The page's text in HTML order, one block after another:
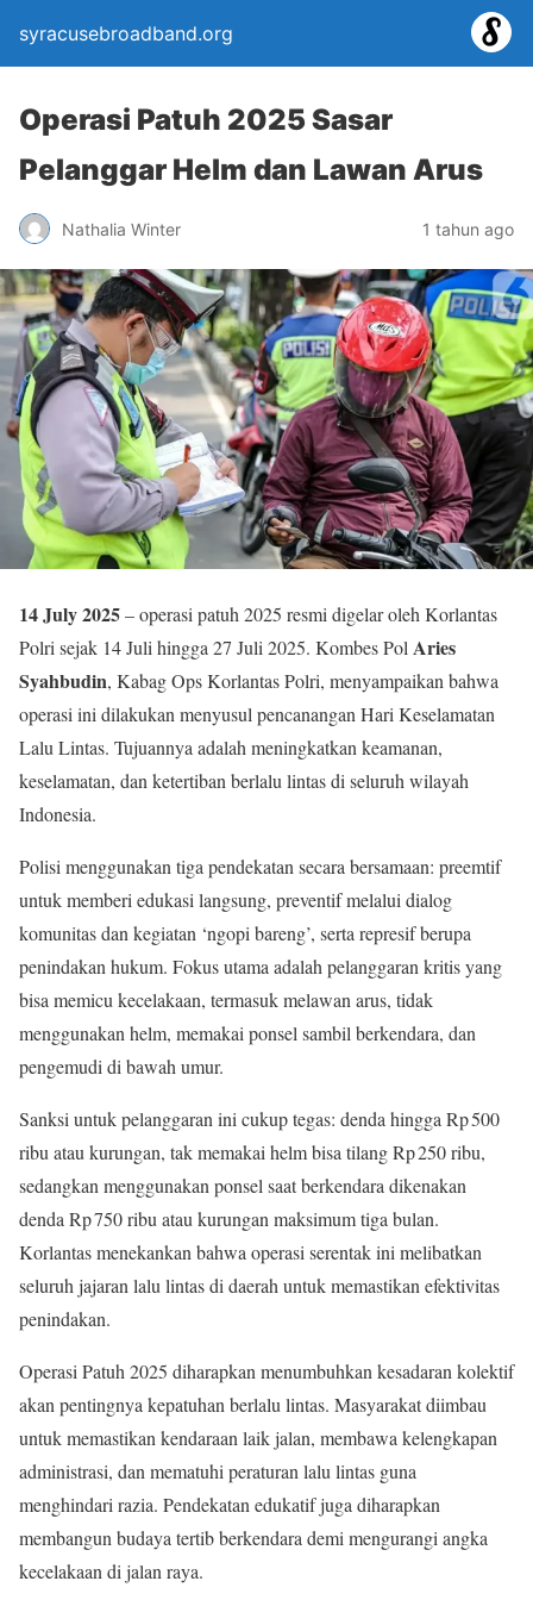
syracusebroadband.org
Operasi Patuh 2025 Sasar
Pelanggar Helm dan Lawan Arus
Nathalia Winter 1 tahun ago
14 July 2025– operasi patuh 2025 resmi digelar oleh Korlantas
Polri sejak 14 Juli hingga 27 Juli 2025. Kombes Pol Aries
Syahbudin, Kabag Ops Korlantas Polri, menyampaikan bahwa
operasi ini dilakukan menyusul pencanangan Hari Keselamatan
Lalu Lintas. Tujuannya adalah meningkatkan keamanan,
keselamatan, dan ketertiban berlalu lintas di seluruh wilayah
Indonesia.
Polisi menggunakan tiga pendekatan secara bersamaan: preemtif
untuk memberi edukasi langsung, preventif melalui dialog
komunitas dan kegiatan ‘ngopi bareng’, serta represif berupa
penindakan hukum. Fokus utama adalah pelanggaran kritis yang
bisa memicu kecelakaan, termasuk melawan arus, tidak
menggunakan helm, memakai ponsel sambil berkendara, dan
pengemudi di bawah umur.
Sanksi untuk pelanggaran ini cukup tegas: denda hingga Rp 500
ribu atau kurungan, tak memakai helm bisa tilang Rp 250 ribu,
sedangkan menggunakan ponsel saat berkendara dikenakan
denda Rp 750 ribu atau kurungan maksimum tiga bulan.
Korlantas menekankan bahwa operasi serentak ini melibatkan
seluruh jajaran lalu lintas di daerah untuk memastikan efektivitas
penindakan.
Operasi Patuh 2025 diharapkan menumbuhkan kesadaran kolektif
akan pentingnya kepatuhan berlalu lintas. Masyarakat diimbau
untuk memastikan kendaraan laik jalan, membawa kelengkapan
administrasi, dan mematuhi peraturan lalu lintas guna
menghindari razia. Pendekatan edukatif juga diharapkan
membangun budaya tertib berkendara demi mengurangi angka
kecelakaan di jalan raya.